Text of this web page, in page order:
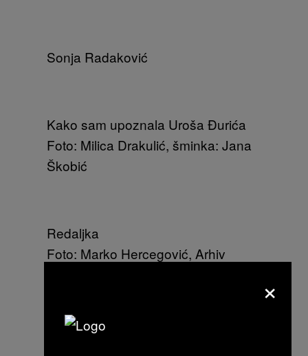
Sonja Radaković
Kako sam upoznala Uroša Đurića
Foto: Milica Drakulić, šminka: Jana
Škobić
Redaljka
Foto: Marko Hercegović, Arhiv
×